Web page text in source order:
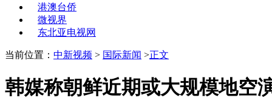
港澳台侨
微视界
东北亚电视网
当前位置： 中新视频 > 国际新闻 >正文
韩媒称朝鲜近期或大规模地空